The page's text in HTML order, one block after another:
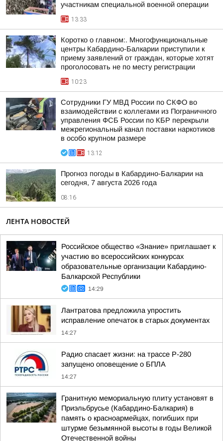
участникам специальной военной операции
13:33
Коротко о главном:. Многофункциональные
центры Кабардино-Балкарии приступили к
приему заявлений от граждан, которые хотят
проголосовать не по месту регистрации
10:23
Сотрудники ГУ МВД России по СКФО во
взаимодействии с коллегами из Пограничного
управления ФСБ России по КБР перекрыли
межрегиональный канал поставки наркотиков
в особо крупном размере
13:12
Прогноз погоды в Кабардино-Балкарии на
сегодня, 7 августа 2026 года
08:16
ЛЕНТА НОВОСТЕЙ
Российское общество «Знание» приглашает к
участию во всероссийских конкурсах
образовательные организации Кабардино-
Балкарской Республики
14:29
Лантратова предложила упростить
исправление опечаток в старых документах
14:27
Радио спасает жизни: на трассе Р-280
запущено оповещение о БПЛА
14:27
Гранитную мемориальную плиту установят в
Приэльбрусье (Кабардино-Балкария) в
память о красноармейцах, погибших при
штурме безымянной высоты в годы Великой
Отечественной войны